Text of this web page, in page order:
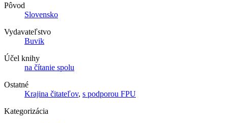
Pôvod
Slovensko
Vydavateľstvo
Buvik
Účel knihy
na čítanie spolu
Ostatné
Krajina čitateľov, s podporou FPU
Kategorizácia